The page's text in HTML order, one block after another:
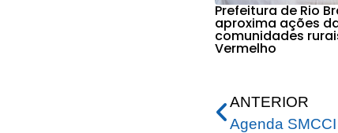
Prefeitura de Rio
aproxima ações
comunidades
Vermelho
ANTERIOR
Agenda